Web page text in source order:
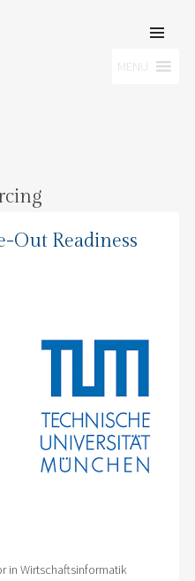
CONTENT
MENU
Out Readiness
in Wirtschaftsinformatik